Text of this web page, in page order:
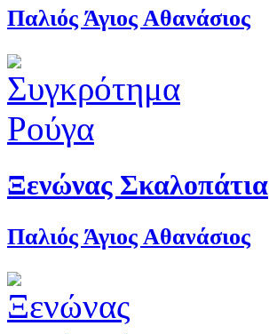
Παλιός Άγιος Αθανάσιος
Ξενώνας Σκαλοπάτια
Παλιός Άγιος Αθανάσιος